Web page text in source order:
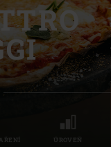
ÚROVEŇ